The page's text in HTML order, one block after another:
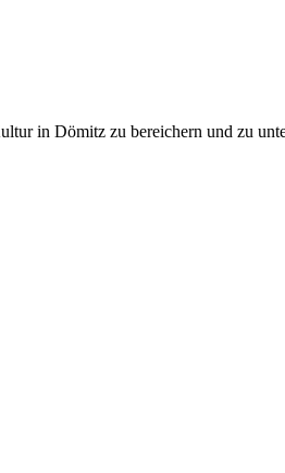
in Dömitz zu bereichern und zu